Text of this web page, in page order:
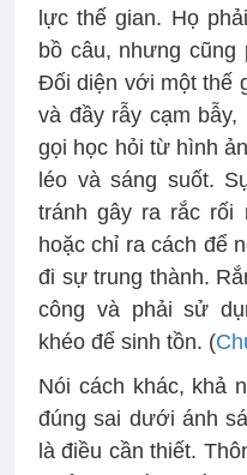
lực thế gian. Họ
bồ câu, nhưng cũng
Đối diện với một thế
và đầy rẫy cạm
gọi học hỏi từ hình
léo và sáng suốt.
tránh gây ra rắc rối
hoặc chỉ ra cách để
đi sự trung thành.
công và phải sử
khéo để sinh tồn. (
Nói cách khác, khả
đúng sai dưới ánh
là điều cần thiết.